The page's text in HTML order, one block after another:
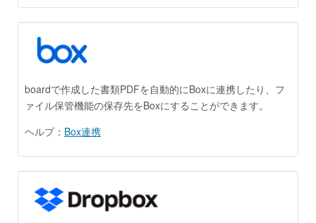
boardで作成した書類PDFを自動的にBoxに連携したり、フ
ァイル保管機能の保存先をBoxにすることができます。
ヘルプ： Box連携